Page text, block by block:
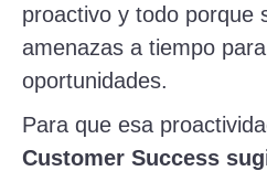
proactivo y todo porque
amenazas a tiempo
oportunidades.
Para que esa
Customer Success